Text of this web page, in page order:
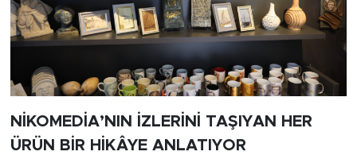
NİKOMEDİA’NIN İZLERİNİ TAŞIYAN HER
ÜRÜN BİR HİKÂYE ANLATIYOR